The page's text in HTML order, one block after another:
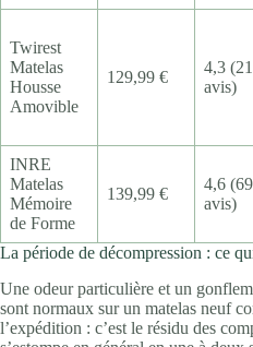
Twirest
Matelas
Housse
Amovible
129,99 €
4,3
avis)
INRE
Matelas
Mémoire
de Forme
139,99 €
4,6 (69
avis)
La période de décompression : ce
Une odeur particulière et un
sont normaux sur un matelas neuf
l’expédition : c’est le résidu des